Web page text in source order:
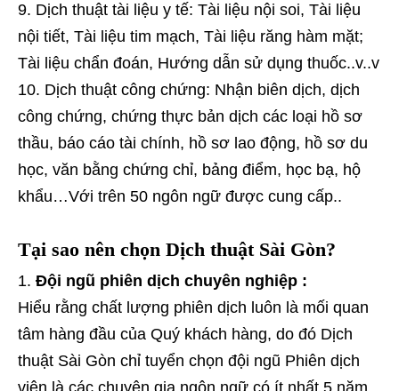
Dịch thuật tài liệu y tế: Tài liệu nội soi, Tài liệu
nội tiết, Tài liệu tim mạch, Tài liệu răng hàm mặt;
Tài liệu chẩn đoán, Hướng dẫn sử dụng thuốc..v..v
Dịch thuật công chứng: Nhận biên dịch, dịch
công chứng, chứng thực bản dịch các loại hồ sơ
thầu, báo cáo tài chính, hồ sơ lao động, hồ sơ du
học, văn bằng chứng chỉ, bảng điểm, học bạ, hộ
khẩu…Với trên 50 ngôn ngữ được cung cấp..
Tại sao nên chọn Dịch thuật Sài Gòn?
Đội ngũ phiên dịch chuyên nghiệp :
Hiểu rằng chất lượng phiên dịch luôn là mối quan
tâm hàng đầu của Quý khách hàng, do đó Dịch
thuật Sài Gòn chỉ tuyển chọn đội ngũ Phiên dịch